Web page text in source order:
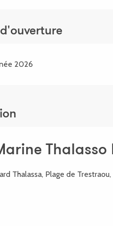
2026
Thalasso
Thalassa, Plage de